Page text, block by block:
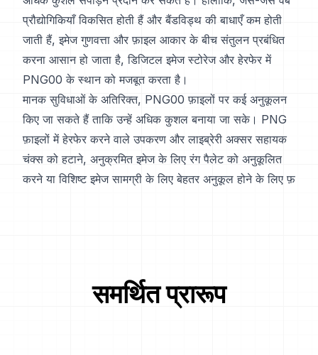
प्रौद्योगिकियाँ विकसित होती हैं और बैंडविड्थ की बाधाएँ कम होती
जाती हैं, इमेज गुणवत्ता और फ़ाइल आकार के बीच संतुलन प्रबंधित
करना आसान हो जाता है, डिजिटल इमेज स्टोरेज और हेरफेर में
PNG00 के स्थान को मजबूत करता है।
मानक सुविधाओं के अतिरिक्त, PNG00 फ़ाइलों पर कई अनुकूलन
किए जा सकते हैं ताकि उन्हें अधिक कुशल बनाया जा सके। PNG
फ़ाइलों में हेरफेर करने वाले उपकरण और लाइब्रेरी अक्सर सहायक
चंक्स को हटाने, अनुक्रमित इमेज के लिए रंग पैलेट को अनुकूलित
करने या विशिष्ट इमेज सामग्री के लिए बेहतर अनुकूल होने के लिए फ़
समर्थित प्रारूप